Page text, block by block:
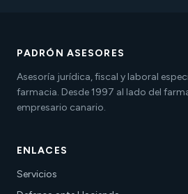
PADRÓN ASESORES
Asesoría jurídica, fiscal y laboral
farmacia. Desde 1997 al lado del
empresario canario.
ENLACES
Servicios